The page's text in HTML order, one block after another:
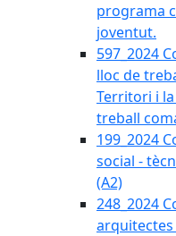
programa
joventut.
597_2024
lloc de
Territori i
treball
199_2024
social -
(A2)
248_2024